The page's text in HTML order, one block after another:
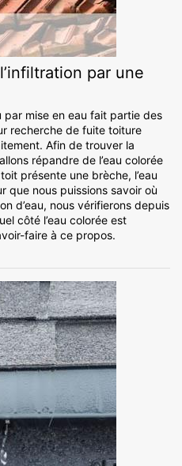
par une
par mise en eau fait partie des
recherche de fuite toiture
Afin de trouver la
répandre de l’eau colorée
présente une brèche, l’eau
que nous puissions savoir où
d’eau, nous vérifierons depuis
côté l’eau colorée est
faire à ce propos.